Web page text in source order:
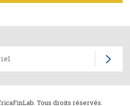
Tous droits réservés.